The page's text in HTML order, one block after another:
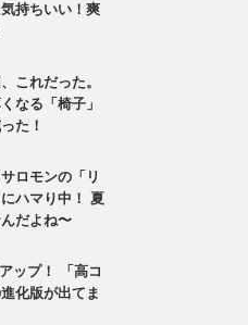
持ちいい！爽
これだった。
なる「椅子」
た！
ロモンの「リ
ハマり中！ 夏
だよね〜
ップ！ 「高コ
化版が出てま